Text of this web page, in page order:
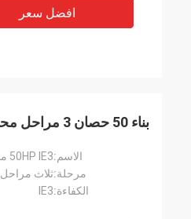
افضل سعر
بناء 50 حصان 3 مراحل محرك كهربائي IE3 الفولاذ المقاوم للصدأ
الاسم:50HP IE3 محرك كهربائي ثلاثي الأطوار عالي الكفاءة للبناء
مرحلة:ثلاث مراحل
الكفاءة:IE3